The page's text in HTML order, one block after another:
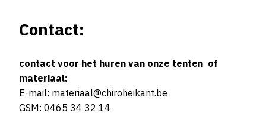
Contact:
contact voor het huren van onze tenten of
materiaal:
E-mail: materiaal@chiroheikant.be
GSM: ‭0465 34 32 14‬